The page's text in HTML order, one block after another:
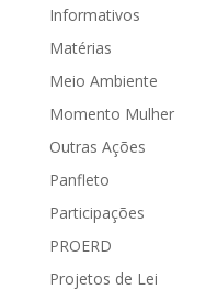
Informativos
Matérias
Meio Ambiente
Momento Mulher
Outras Ações
Panfleto
Participações
PROERD
Projetos de Lei